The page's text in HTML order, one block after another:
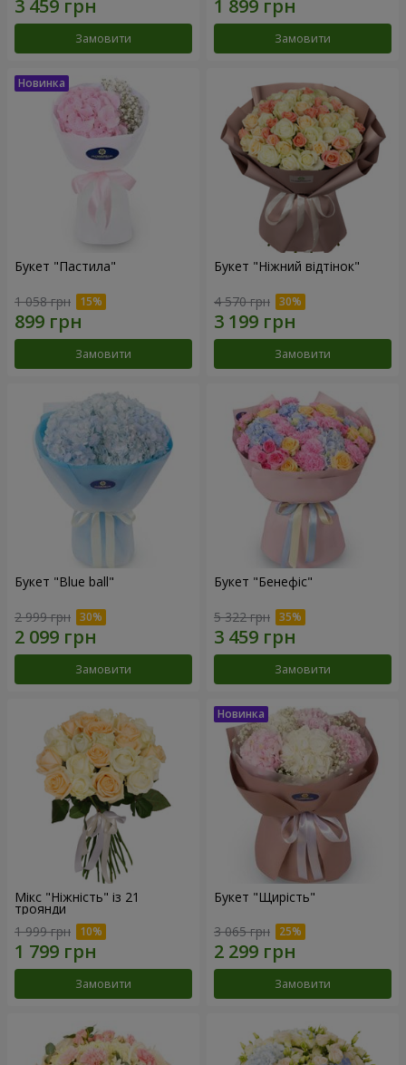
Замовити Замовити
Букет "Пастила"
1 058 грн
Замовити
Букет "Ніжний відтінок"
4 570 грн
Замовити
Букет "Blue ball"
2 999 грн
Замовити
Букет "Бенефіс"
5 322 грн
Замовити
Мікс "Ніжність" із 21
троянди
1 999 грн
Замовити
Букет "Щирість"
3 065 грн
Замовити